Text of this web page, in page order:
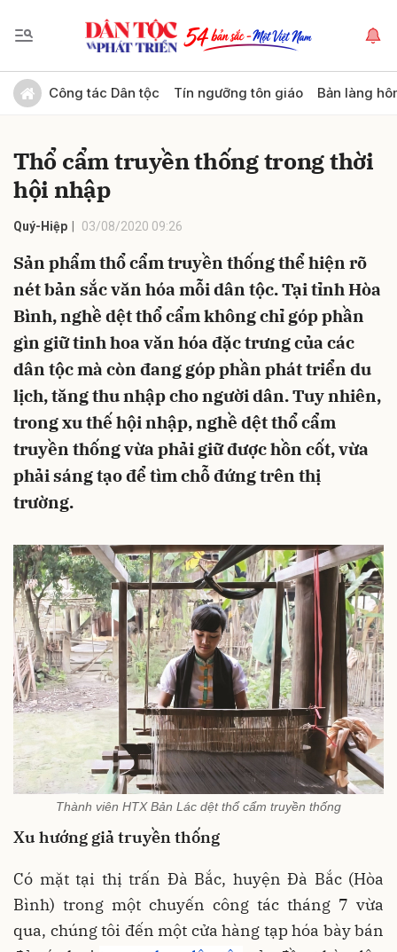
Công tác Dân tộc Tín ngưỡng tôn giáo Bản làng
Thổ cẩm truyền thống trong thời
hội nhập
Quý-Hiệp 03/08/2020 09:26
Sản phẩm thổ cẩm truyền thống thể hiện rõ
nét bản sắc văn hóa mỗi dân tộc. Tại tỉnh Hòa
Bình, nghề dệt thổ cẩm không chỉ góp phần
gìn giữ tinh hoa văn hóa đặc trưng của các
dân tộc mà còn đang góp phần phát triển du
lịch, tăng thu nhập cho người dân. Tuy nhiên,
trong xu thế hội nhập, nghề dệt thổ cẩm
truyền thống vừa phải giữ được hồn cốt, vừa
phải sáng tạo để tìm chỗ đứng trên thị
trường.
Thành viên HTX Bản Lác dệt thổ cẩm truyền thống
Xu hướng giả truyền thống
Có mặt tại thị trấn Đà Bắc, huyện Đà Bắc (Hòa
Bình) trong một chuyến công tác tháng 7 vừa
qua, chúng tôi đến một cửa hàng tạp hóa bày bán
Gửi bình luận
Hủy Gửi